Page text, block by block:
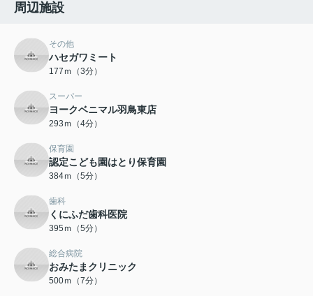
周辺施設
その他
ハセガワミート
177ｍ（3分）
スーパー
ヨークベニマル羽鳥東店
293ｍ（4分）
保育園
認定こども園はとり保育園
384ｍ（5分）
歯科
くにふだ歯科医院
395ｍ（5分）
総合病院
おみたまクリニック
500ｍ（7分）